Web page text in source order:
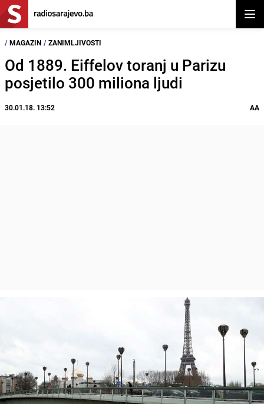
/ MAGAZIN / ZANIMLJIVOSTI
Od 1889. Eiffelov toranj u Parizu
posjetilo 300 miliona ljudi
30.01.18. 13:52 AA